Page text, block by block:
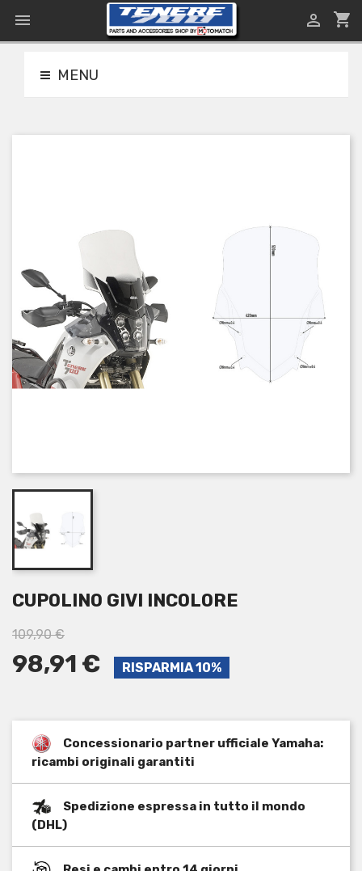
 shopping_cart

MENU
CUPOLINO GIVI INCOLORE
109,90 €
98,91 € RISPARMIA 10%
Concessionario partner ufficiale Yamaha:
ricambi originali garantiti
Spedizione espressa in tutto il mondo
(DHL)